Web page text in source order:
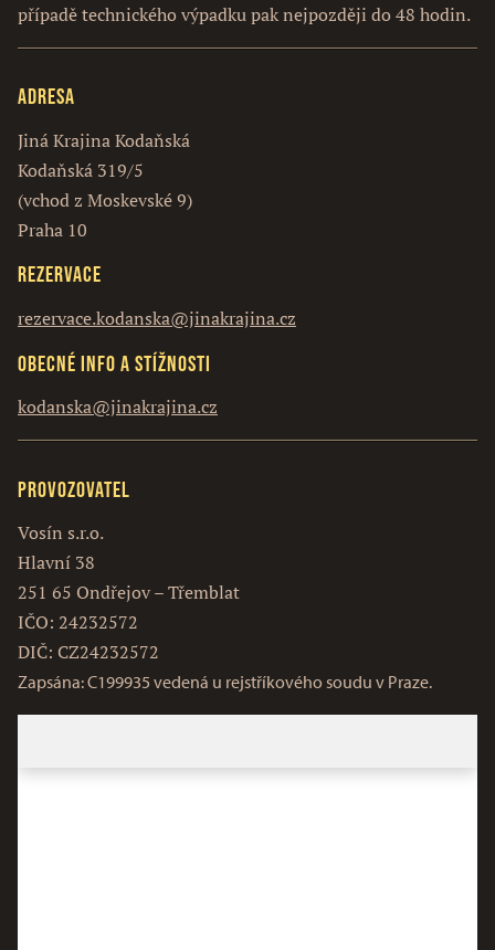
případě technického výpadku pak nejpozději do 48 hodin.
Adresa
Jiná Krajina Kodaňská
Kodaňská 319/5
(vchod z Moskevské 9)
Praha 10
Rezervace
rezervace.kodanska@jinakrajina.cz
Obecné info a stížnosti
kodanska@jinakrajina.cz
Provozovatel
Vosín s.r.o.
Hlavní 38
251 65 Ondřejov – Třemblat
IČO: 24232572
DIČ: CZ24232572
Zapsána: C199935 vedená u rejstříkového soudu v Praze.